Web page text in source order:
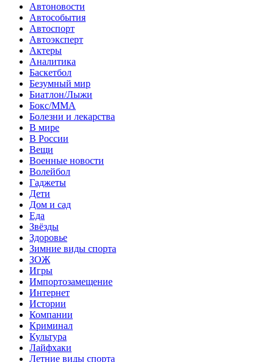
Автоновости
Автособытия
Автоспорт
Автоэксперт
Актеры
Аналитика
Баскетбол
Безумный мир
Биатлон/Лыжи
Бокс/MMA
Болезни и лекарства
В мире
В России
Вещи
Военные новости
Волейбол
Гаджеты
Дети
Дом и сад
Еда
Звёзды
Здоровье
Зимние виды спорта
ЗОЖ
Игры
Импортозамещение
Интернет
Истории
Компании
Криминал
Культура
Лайфхаки
Летние виды спорта